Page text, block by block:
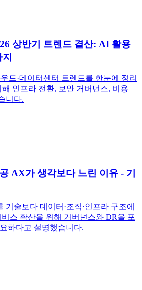
상반기 트렌드 결산: AI 활용
드·데이터센터 트렌드를 한눈에 정리
인프라 전환, 보안 거버넌스, 비용
니다.
AX가 생각보다 느린 이유 - 기
기술보다 데이터·조직·인프라 구조에
스 확산을 위해 거버넌스와 DR을 포
하다고 설명했습니다.